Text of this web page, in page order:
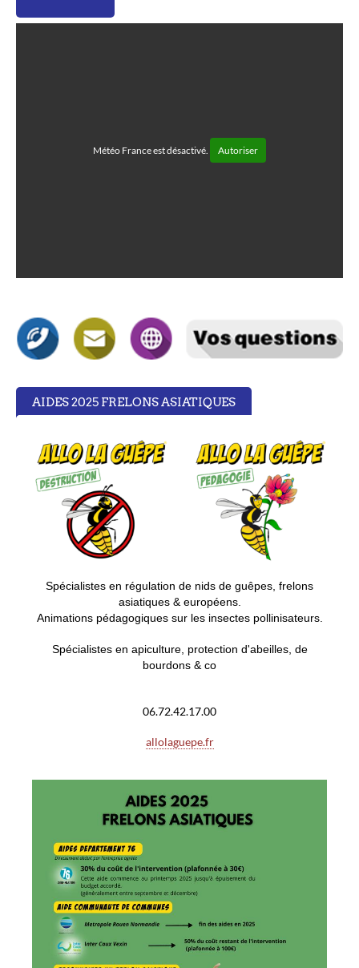
Météo France est désactivé. Autoriser
AIDES 2025 FRELONS ASIATIQUES
Spécialistes en régulation de nids de guêpes, frelons
asiatiques & européens.
Animations pédagogiques sur les insectes pollinisateurs.
Spécialistes en apiculture, protection d'abeilles, de
bourdons & co
06.72.42.17.00
allolaguepe.fr